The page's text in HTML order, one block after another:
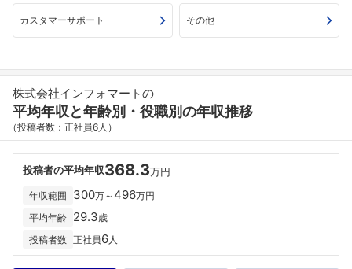
カスタマーサポート その他
株式会社インフォマートの
平均年収と年齢別・役職別の年収推移
（投稿者数：正社員6人）
投稿者の平均年収368.3万円
年収範囲 300万～ 496万円
平均年齢 29.3歳
投稿者数 正社員6人